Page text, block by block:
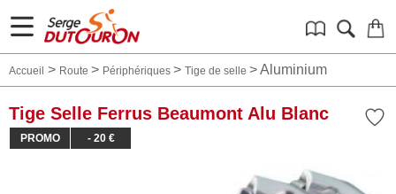
Accueil > Route > Périphériques > Tige de selle >Aluminium
Tige Selle Ferrus Beaumont Alu Blanc
PROMO - 20 €